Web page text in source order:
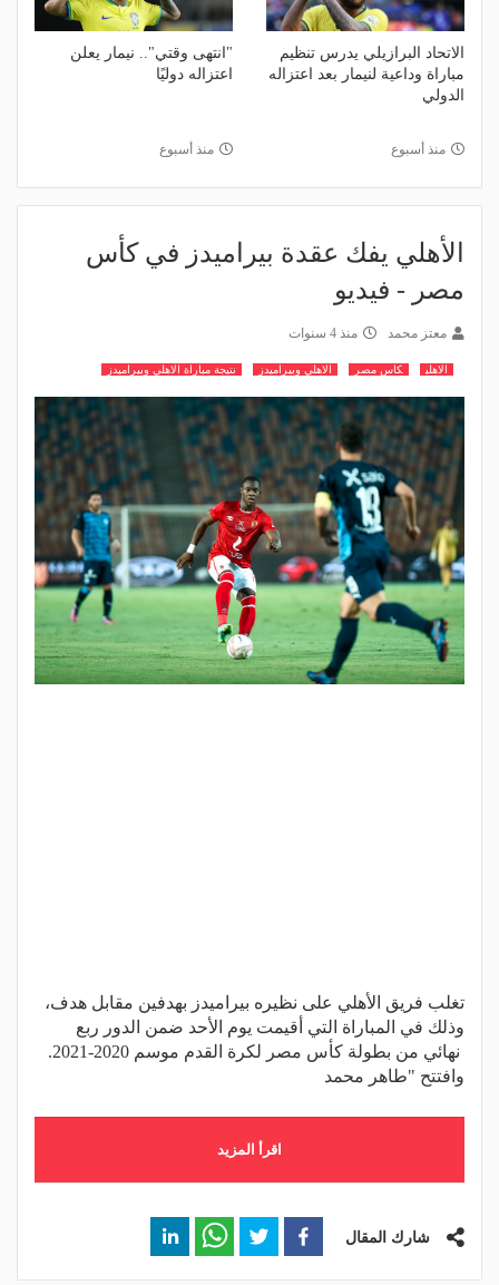
الاتحاد البرازيلي يدرس تنظيم
مباراة وداعية لنيمار بعد اعتزاله
الدولي
منذ أسبوع
"انتهى وقتي".. نيمار يعلن
اعتزاله دوليًا
منذ أسبوع
الأهلي يفك عقدة بيراميدز في كأس
مصر - فيديو
معتز محمد منذ 4 سنوات
الاهلي كاس مصر الاهلي وبيراميدز نتيجة مباراة الاهلي وبيراميدز
تغلب فريق الأهلي على نظيره بيراميدز بهدفين مقابل هدف،
وذلك في المباراة التي أقيمت يوم الأحد ضمن الدور ربع
نهائي من بطولة كأس مصر لكرة القدم موسم 2020-2021.
وافتتح "طاهر محمد
اقرأ المزيد
شارك المقال